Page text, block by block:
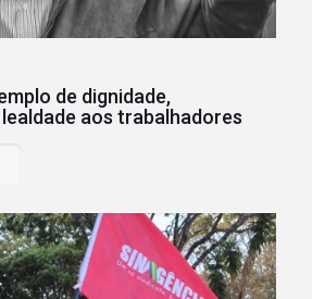
de dignidade,
aos trabalhadores